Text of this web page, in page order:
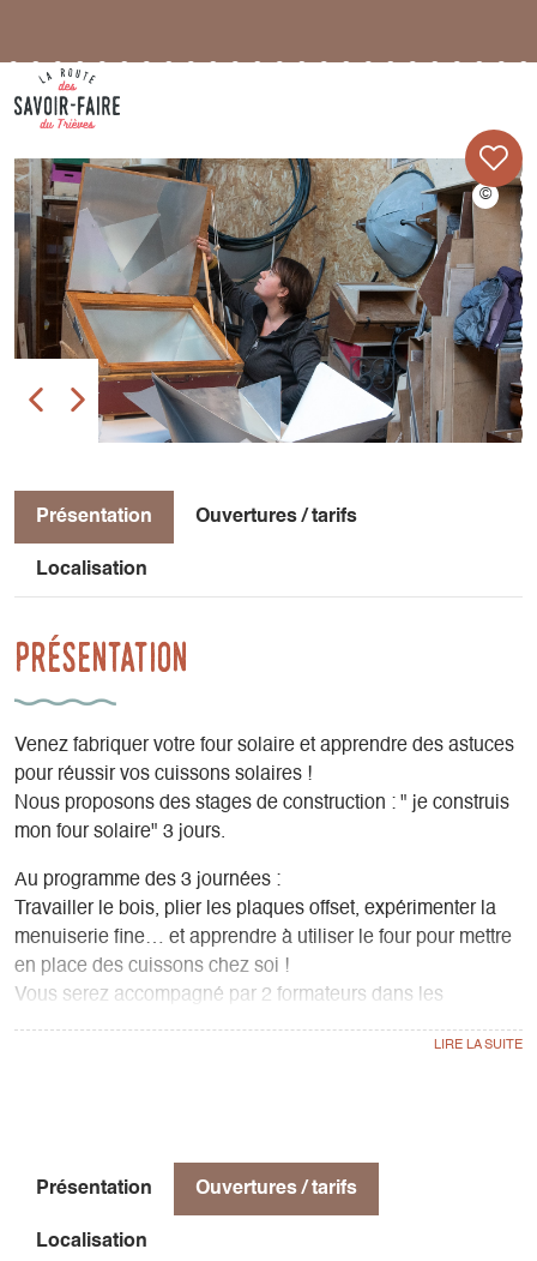
Présentation Ouvertures / tarifs
Localisation
Présentation
Venez fabriquer votre four solaire et apprendre des astuces
pour réussir vos cuissons solaires !
Nous proposons des stages de construction : " je construis
mon four solaire" 3 jours.
Au programme des 3 journées :
Travailler le bois, plier les plaques offset, expérimenter la
menuiserie fine… et apprendre à utiliser le four pour mettre
en place des cuissons chez soi !
Vous serez accompagné par 2 formateurs dans les
Ce sera l'occasion de manier des outils d'antan, de réaliser
avec son four prêt à l’emploi !
Présentation Ouvertures / tarifs
Localisation